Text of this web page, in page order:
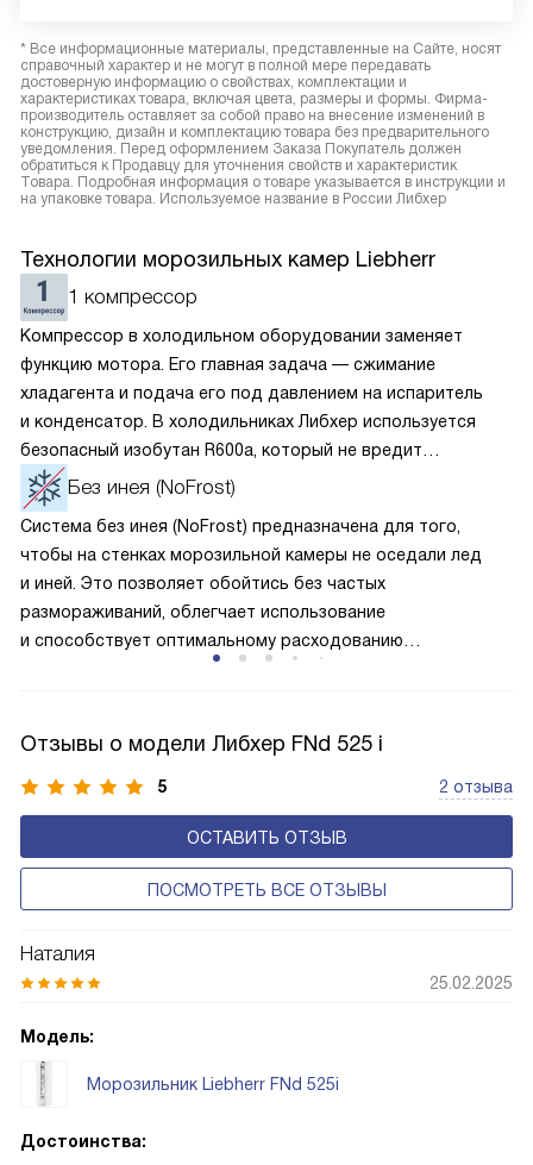
* Все информационные материалы, представленные на Сайте, носят
справочный характер и не могут в полной мере передавать
достоверную информацию о свойствах, комплектации и
характеристиках товара, включая цвета, размеры и формы. Фирма-
производитель оставляет за собой право на внесение изменений в
конструкцию, дизайн и комплектацию товара без предварительного
уведомления. Перед оформлением Заказа Покупатель должен
обратиться к Продавцу для уточнения свойств и характеристик
Товара. Подробная информация о товаре указывается в инструкции и
на упаковке товара. Используемое название в России Либхер
Технологии морозильных камер Liebherr
1 компрессор
Компрессор в холодильном оборудовании заменяет
функцию мотора. Его главная задача — сжимание
хладагента и подача его под давлением на испаритель
и конденсатор. В холодильниках Либхер используется
безопасный изобутан R600a, который не вредит
окружающей среде. Компрессор перегоняет его
по охладительному контуру по принципу насоса. Чем
лучше работает «мотор» прибора, тем качественнее
и быстрее происходит охлаждение, затрачивается
меньше электроэнергии.
Без инея (NoFrost)
Система без инея (NoFrost) предназначена для того,
чтобы на стенках морозильной камеры не оседали лед
и иней. Это позволяет обойтись без частых
размораживаний, облегчает использование
и способствует оптимальному расходованию
камеры.
Отзывы о модели Либхер FNd 525 i
5 2 отзыва
ОСТАВИТЬ ОТЗЫВ
ПОСМОТРЕТЬ ВСЕ ОТЗЫВЫ
Наталия
25.02.2025
Модель:
Морозильник Liebherr FNd 525i
Достоинства: